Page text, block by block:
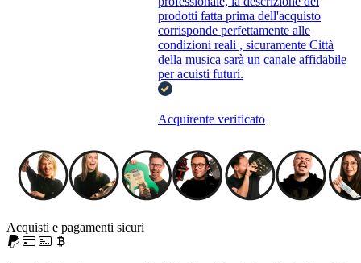
prodotti fatta prima dell'acquisto
corrisponde perfettamente alle
condizioni reali , sicuramente Città
della musica sarà un canale affidabile
per acuisti futuri.
Acquirente verificato
Acquisti e pagamenti sicuri